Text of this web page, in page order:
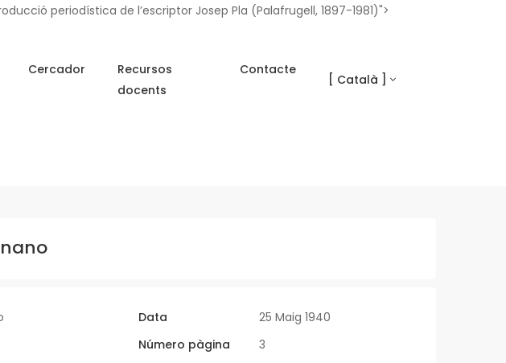
periodística de l’escriptor Josep Pla (Palafrugell, 1897-1981)">
Cercador
Recursos
docents
Contacte
[ Català ]
Data
25 Maig 1940
Número pàgina
3